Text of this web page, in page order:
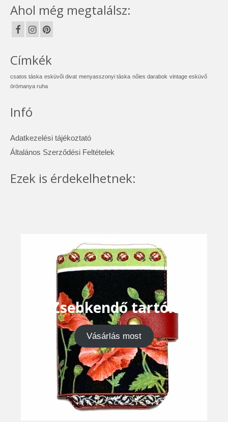
Ahol még megtalálsz:
Címkék
csatos táska esküvői divat menyasszonyi táska nőies darabok vintage esküvő
örömanya ruha
Infó
Adatkezelési tájékoztató
Általános Szerződési Feltételek
Ezek is érdekelhetnek:
Zsebkendő tartók
Vásárlás most